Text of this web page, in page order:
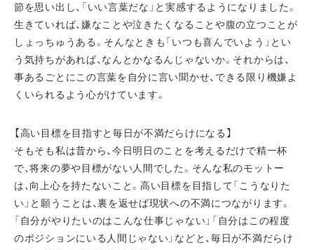
節を思い出し、「いい言葉だな」と実感するようになりました。
生きていれば、嫌なことや泣きたくなることや腹の立つことが
しょっちゅうある。そんなときも「いつも喜んでいよう」とい
う気持ちがあれば、なんとかなるんじゃないか。それからは、
事あるごとにこの言葉を自分に言い聞かせ、できる限り機嫌よ
くいられるよう心がけています。
【高い目標を目指すと毎日が不満だらけになる】
そもそも私は昔から、今日明日のことを考えるだけで精一杯
で、将来の夢や目標がない人間でした。そんな私のモットー
は、向上心を持たないこと。高い目標を目指して「こうなりた
い」と願うことは、裏を返せば現状への不満につながります。
「自分がやりたいのはこんな仕事じゃない」「自分はこの程度
のポジションにいる人間じゃない」などと、毎日が不満だらけ